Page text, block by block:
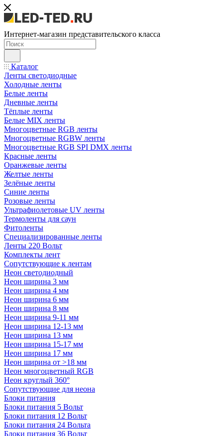
Интернет-магазин представительского класса
Каталог
Ленты светодиодные
Холодные ленты
Белые ленты
Дневные ленты
Тёплые ленты
Белые MIX ленты
Многоцветные RGB ленты
Многоцветные RGBW ленты
Многоцветные RGB SPI DMX ленты
Красные ленты
Оранжевые ленты
Желтые ленты
Зелёные ленты
Синие ленты
Розовые ленты
Ультрафиолетовые UV ленты
Термоленты для саун
Фитоленты
Специализированные ленты
Ленты 220 Вольт
Комплекты лент
Сопутствующие к лентам
Неон светодиодный
Неон ширина 3 мм
Неон ширина 4 мм
Неон ширина 6 мм
Неон ширина 8 мм
Неон ширина 9-11 мм
Неон ширина 12-13 мм
Неон ширина 13 мм
Неон ширина 15-17 мм
Неон ширина 17 мм
Неон ширина от >18 мм
Неон многоцветный RGB
Неон круглый 360°
Сопутствующие для неона
Блоки питания
Блоки питания 5 Вольт
Блоки питания 12 Вольт
Блоки питания 24 Вольта
Блоки питания 36 Вольт